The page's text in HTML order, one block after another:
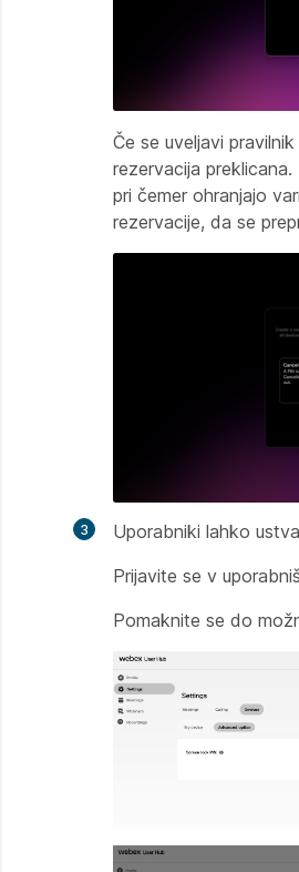
Če se uveljavi
rezervacija
pri čemer ohranjajo
rezervacije, da se
Uporabniki lahko
Prijavite se v
Pomaknite se do